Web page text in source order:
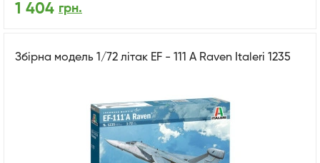
1 404 грн.
Збірна модель 1/72 літак EF - 111 A Raven Italeri 1235